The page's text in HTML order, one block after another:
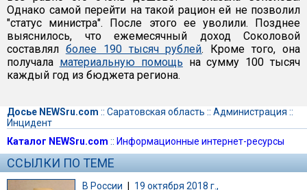
Однако самой перейти на такой рацион ей не позволил
"статус министра". После этого ее уволили. Позднее
выяснилось, что ежемесячный доход Соколовой
составлял более 190 тысяч рублей. Кроме того, она
получала материальную помощь на сумму 100 тысяч
каждый год из бюджета региона.
Досье NEWSru.com :: Саратовская область :: Администрация ::
Инцидент
Каталог NEWSru.com :: Информационные интернет-ресурсы
ССЫЛКИ ПО ТЕМЕ
В России | 19 октября 2018 г.,